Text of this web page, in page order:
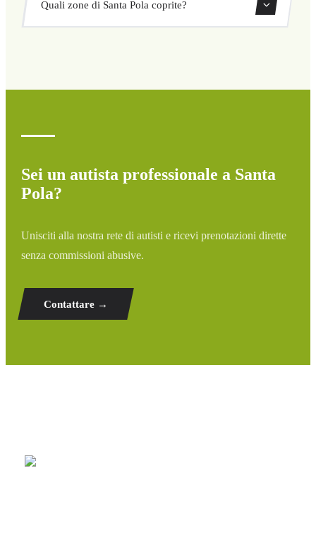
ritorno direttamente dal nostro sistema di prenotazione.
Quali zone di Santa Pola coprite?
Sei un autista professionale a Santa
Pola?
Unisciti alla nostra rete di autisti e ricevi prenotazioni dirette
senza commissioni abusive.
Contattare →